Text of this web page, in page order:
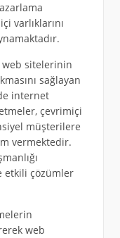
varlıklarını
web sitelerinin
sağlayan
internet
çevrimiçi
müşterilere
vermektedir.
etkili çözümler
web